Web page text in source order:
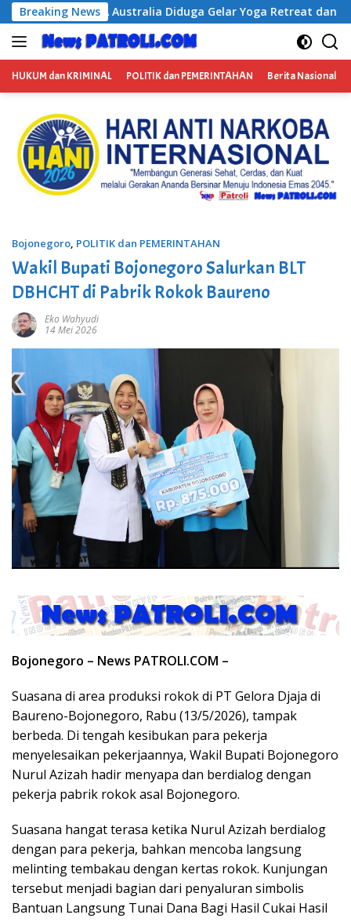
Langsung
ke
konten
Breaking News
Yoga Retreat dan Menjadi Instruktur Meditasi
HUKUM dan KRIMINAL POLITIK dan PEMERINTAHAN Berita Nasional
Bojonegoro, POLITIK dan PEMERINTAHAN
Wakil Bupati Bojonegoro Salurkan BLT
DBHCHT di Pabrik Rokok Baureno
Eko Wahyudi
14 Mei 2026
Bojonegoro – News PATROLI.COM –
Suasana di area produksi rokok di PT Gelora Djaja di
Baureno-Bojonegoro, Rabu (13/5/2026), tampak
berbeda. Di tengah kesibukan para pekerja
menyelesaikan pekerjaannya, Wakil Bupati Bojonegoro
Nurul Azizah hadir menyapa dan berdialog dengan
pekerja pabrik rokok asal Bojonegoro.
Suasana hangat terasa ketika Nurul Azizah berdialog
dengan para pekerja, bahkan mencoba langsung
melinting tembakau dengan kertas rokok. Kunjungan
tersebut menjadi bagian dari penyaluran simbolis
Bantuan Langsung Tunai Dana Bagi Hasil Cukai Hasil